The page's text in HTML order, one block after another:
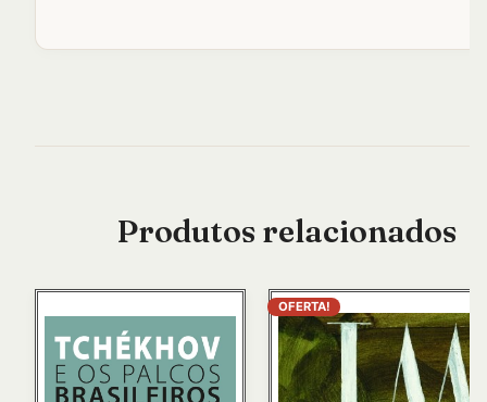
Produtos relacionados
OFERTA!